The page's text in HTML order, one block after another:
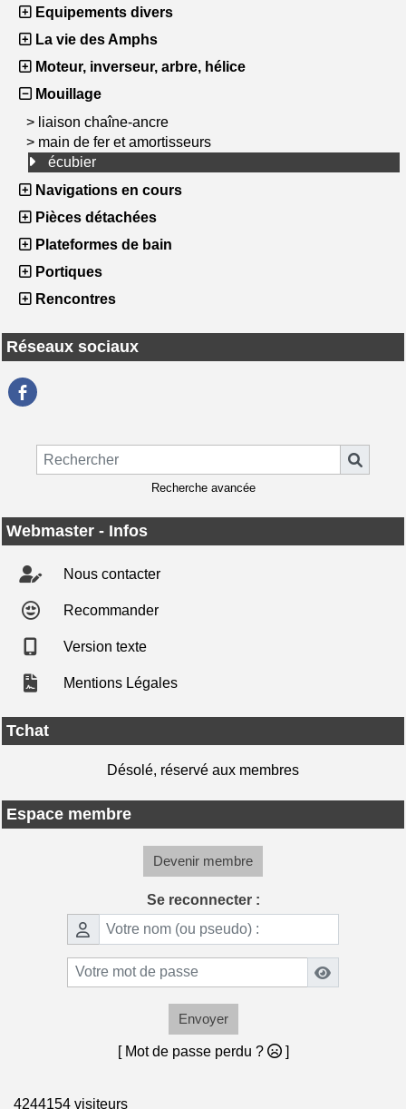
Equipements divers
La vie des Amphs
Moteur, inverseur, arbre, hélice
Mouillage
> liaison chaîne-ancre
> main de fer et amortisseurs
écubier
Navigations en cours
Pièces détachées
Plateformes de bain
Portiques
Rencontres
Réseaux sociaux
Recherche avancée
Webmaster - Infos
Nous contacter
Recommander
Version texte
Mentions Légales
Tchat
Désolé, réservé aux membres
Espace membre
Devenir membre
Se reconnecter :
Envoyer
[ Mot de passe perdu ? ]
4244154 visiteurs